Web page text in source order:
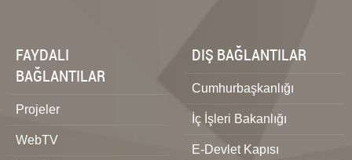
FAYDALI
BAĞLANTILAR
Projeler
WebTV
DIŞ BAĞLANTILAR
Cumhurbaşkanlığı
İç İşleri Bakanlığı
E-Devlet Kapısı